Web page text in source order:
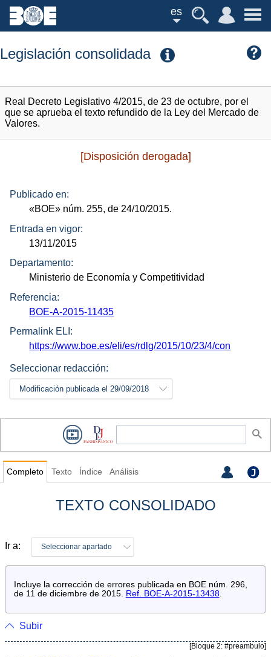
es
Legislación consolidada
Real Decreto Legislativo 4/2015, de 23 de octubre, por el
que se aprueba el texto refundido de la Ley del Mercado de
Valores.
[Disposición derogada]
Publicado en:
«BOE» núm. 255, de 24/10/2015.
Entrada en vigor:
13/11/2015
Departamento:
Ministerio de Economía y Competitividad
Referencia:
BOE-A-2015-11435
Permalink ELI:
https://www.boe.es/eli/es/rdlg/2015/10/23/4/con
Seleccionar redacción:
Modificación publicada el 29/09/2018
Completo Texto Índice Análisis
TEXTO CONSOLIDADO
Ir a: Seleccionar apartado
Incluye la corrección de errores publicada en BOE núm. 296,
de 11 de diciembre de 2015. Ref. BOE-A-2015-13438.
Subir
[Bloque 2: #preambulo]